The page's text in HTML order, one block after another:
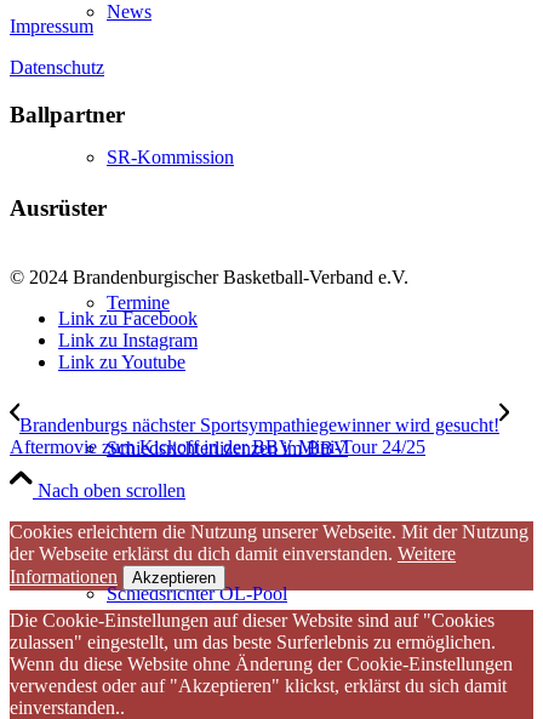
News
SR-Kommission
Termine
Schiedsrichterlizenzen im BBV
Schiedsrichter OL-Pool
Impressum
Datenschutz
Ballpartner
Ausrüster
© 2024 Brandenburgischer Basketball-Verband e.V.
Link zu Facebook
Link zu Instagram
Link zu Youtube
Brandenburgs nächster Sportsympathiegewinner wird gesucht!
Aftermovie zum Kickoff in der BBV Mini-Tour 24/25
Nach oben scrollen
Cookies erleichtern die Nutzung unserer Webseite. Mit der Nutzung
der Webseite erklärst du dich damit einverstanden. Weitere
Informationen
Akzeptieren
Die Cookie-Einstellungen auf dieser Website sind auf "Cookies
zulassen" eingestellt, um das beste Surferlebnis zu ermöglichen.
Wenn du diese Website ohne Änderung der Cookie-Einstellungen
verwendest oder auf "Akzeptieren" klickst, erklärst du sich damit
einverstanden..